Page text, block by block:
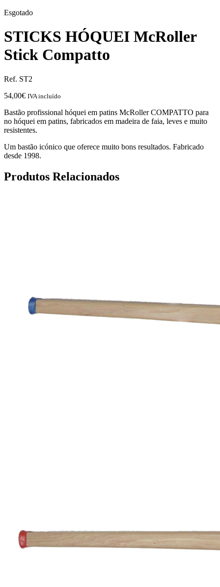
Esgotado
STICKS HÓQUEI McRoller
Stick Compatto
Ref. ST2
54,00€ IVA incluído
Bastão profissional hóquei em patins McRoller COMPATTO para
no hóquei em patins, fabricados em madeira de faia, leves e muito
resistentes.
Um bastão icónico que oferece muito bons resultados. Fabricado
desde 1998.
Produtos Relacionados